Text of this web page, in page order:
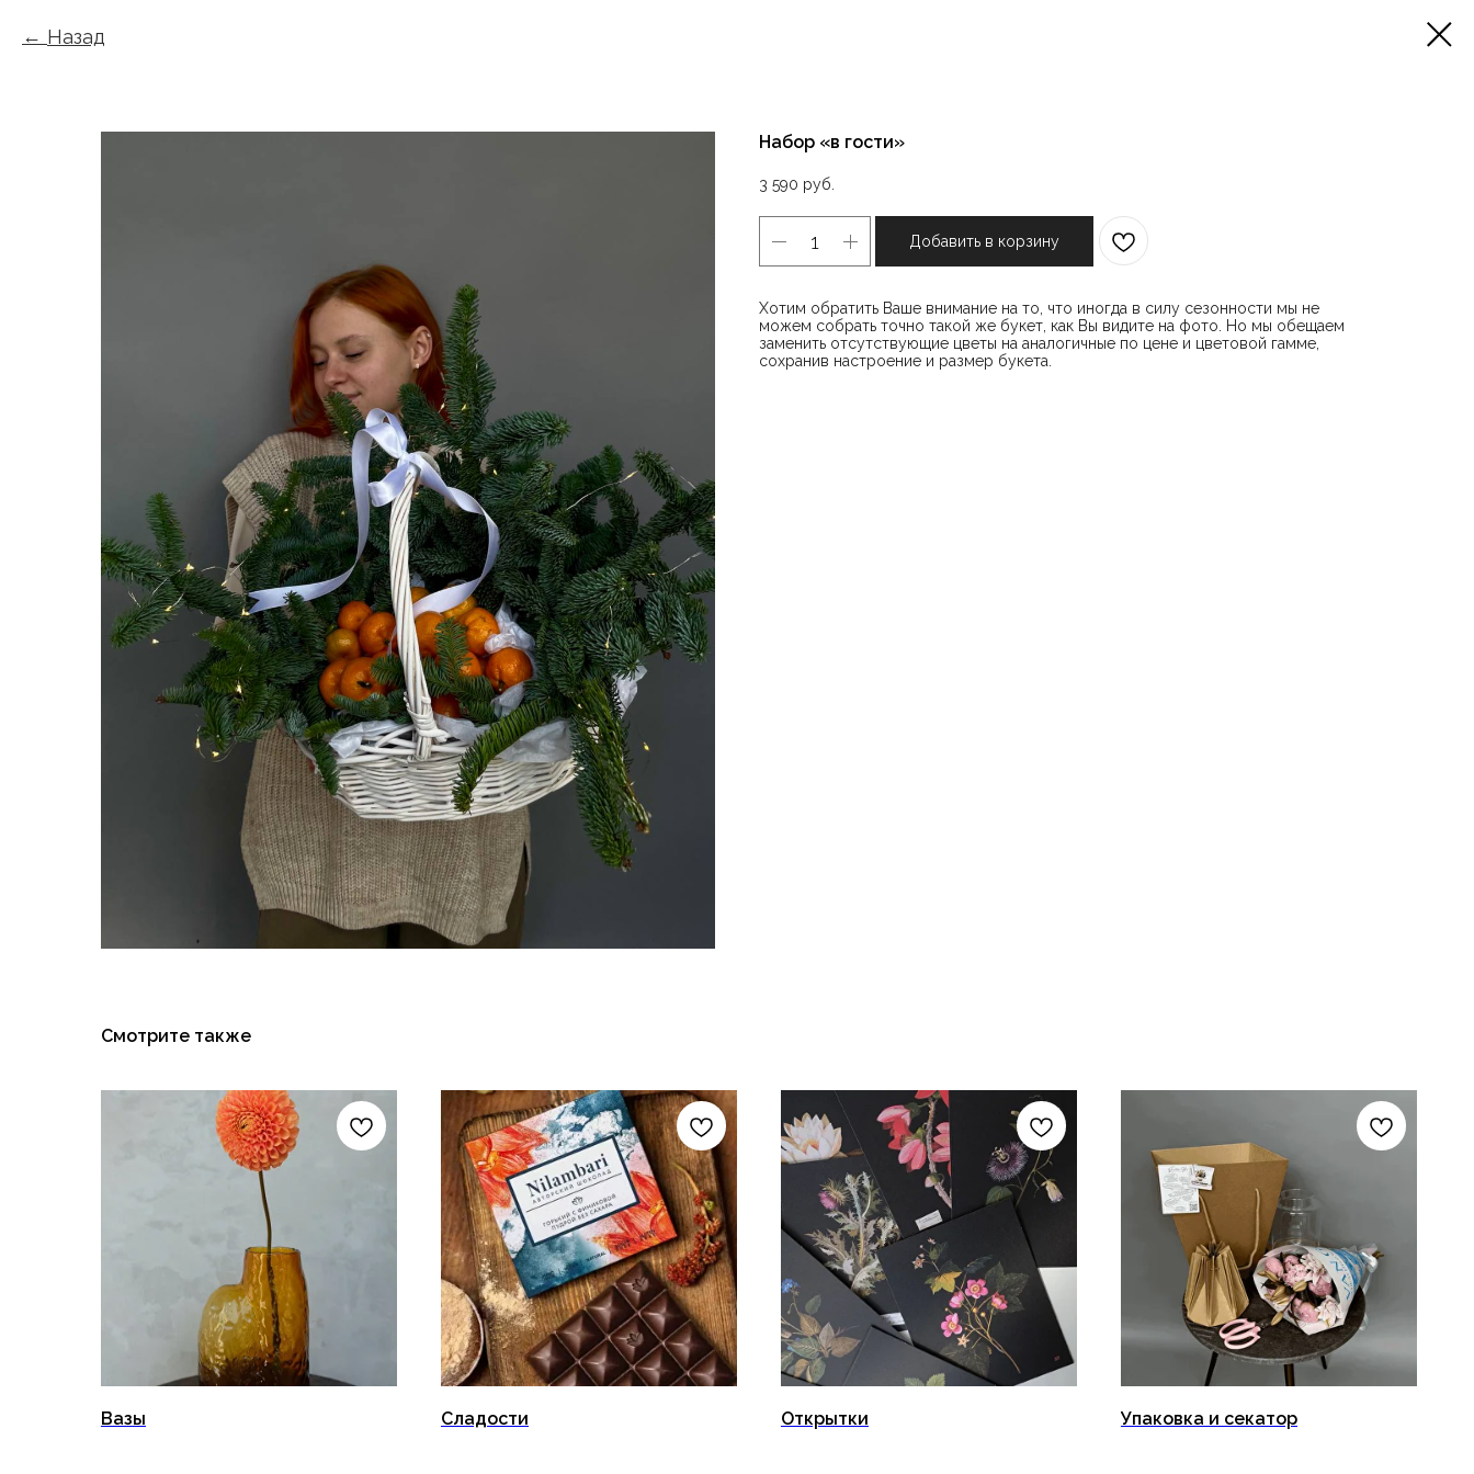
Назад
Набор «в гости»
3 590 руб.
Добавить в корзину
Хотим обратить Ваше внимание на то, что иногда в силу сезонности мы не
можем собрать точно такой же букет, как Вы видите на фото. Но мы обещаем
заменить отсутствующие цветы на аналогичные по цене и цветовой гамме,
сохранив настроение и размер букета.
Смотрите также
Вазы Сладости Открытки Упаковка и секатор